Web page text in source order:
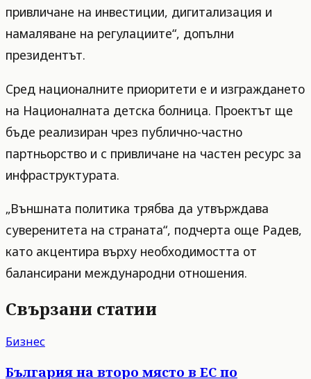
привличане на инвестиции, дигитализация и
намаляване на регулациите“, допълни
президентът.
Сред националните приоритети е и изграждането
на Националната детска болница. Проектът ще
бъде реализиран чрез публично-частно
партньорство и с привличане на частен ресурс за
инфраструктурата.
„Външната политика трябва да утвърждава
суверенитета на страната“, подчерта още Радев,
като акцентира върху необходимостта от
балансирани международни отношения.
Свързани статии
Бизнес
България на второ място в ЕС по